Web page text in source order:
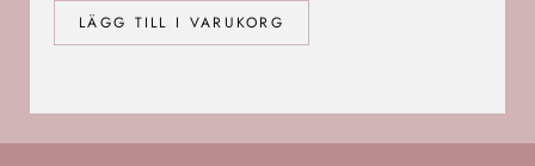
LÄGG TILL I VARUKORG